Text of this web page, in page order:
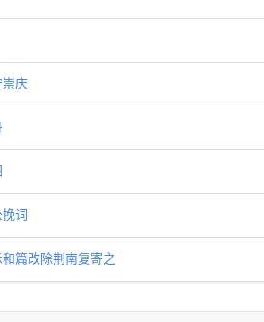
庆
词
篇改除荆南复寄之